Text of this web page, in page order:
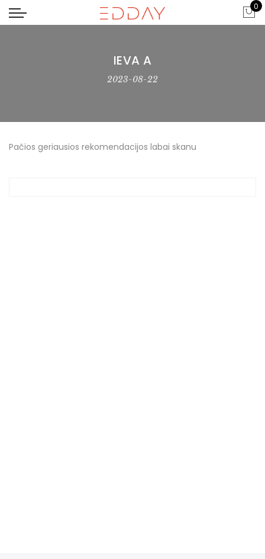
0
IEVA A
2023-08-22
Pačios geriausios rekomendacijos labai skanu